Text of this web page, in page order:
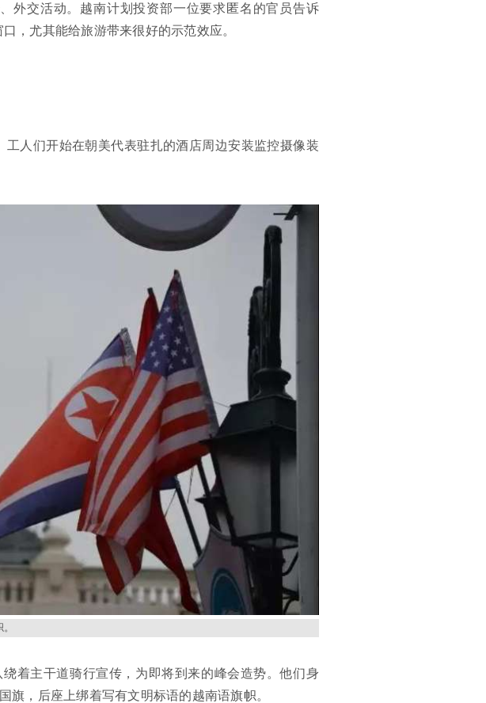
外交活动。越南计划投资部一位要求匿名的官员告诉
，尤其能给旅游带来很好的示范效应。
人们开始在朝美代表驻扎的酒店周边安装监控摄像装
着主干道骑行宣传，为即将到来的峰会造势。他们身
旗，后座上绑着写有文明标语的越南语旗帜。